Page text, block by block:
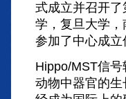
式成立并召开
学，复旦大学
参加了中心成立
Hippo/MST信
动物中器官的